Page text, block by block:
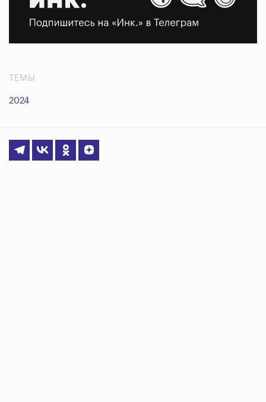
ТЕМЫ
2024